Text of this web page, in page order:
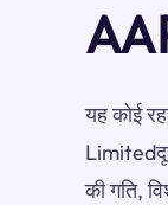
यह कोई
की गति,